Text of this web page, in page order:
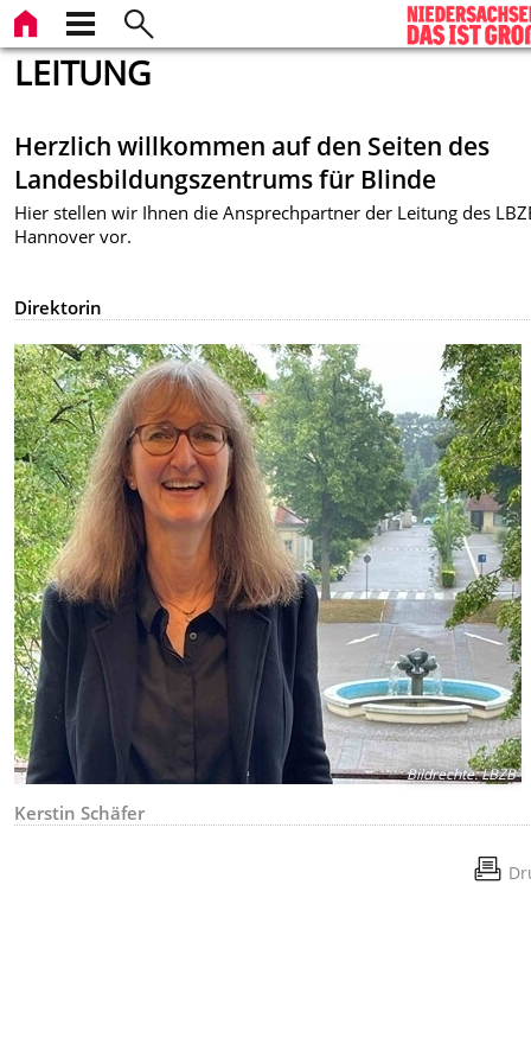
LEITUNG
Herzlich willkommen auf den Seiten des
Landesbildungszentrums für Blinde
Hier stellen wir Ihnen die Ansprechpartner der Leitung des
Hannover vor.
Direktorin
Bildrechte:LBZB
Kerstin Schäfer